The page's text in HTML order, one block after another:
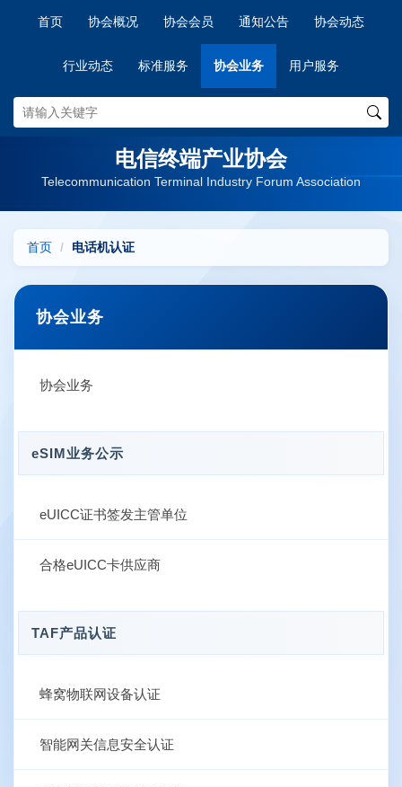
首页 协会概况 协会会员 通知公告 协会动态
行业动态 标准服务 协会业务 用户服务
电信终端产业协会
Telecommunication Terminal Industry Forum Association
首页 电话机认证
协会业务
协会业务
eSIM业务公示
eUICC证书签发主管单位
合格eUICC卡供应商
TAF产品认证
蜂窝物联网设备认证
智能网关信息安全认证